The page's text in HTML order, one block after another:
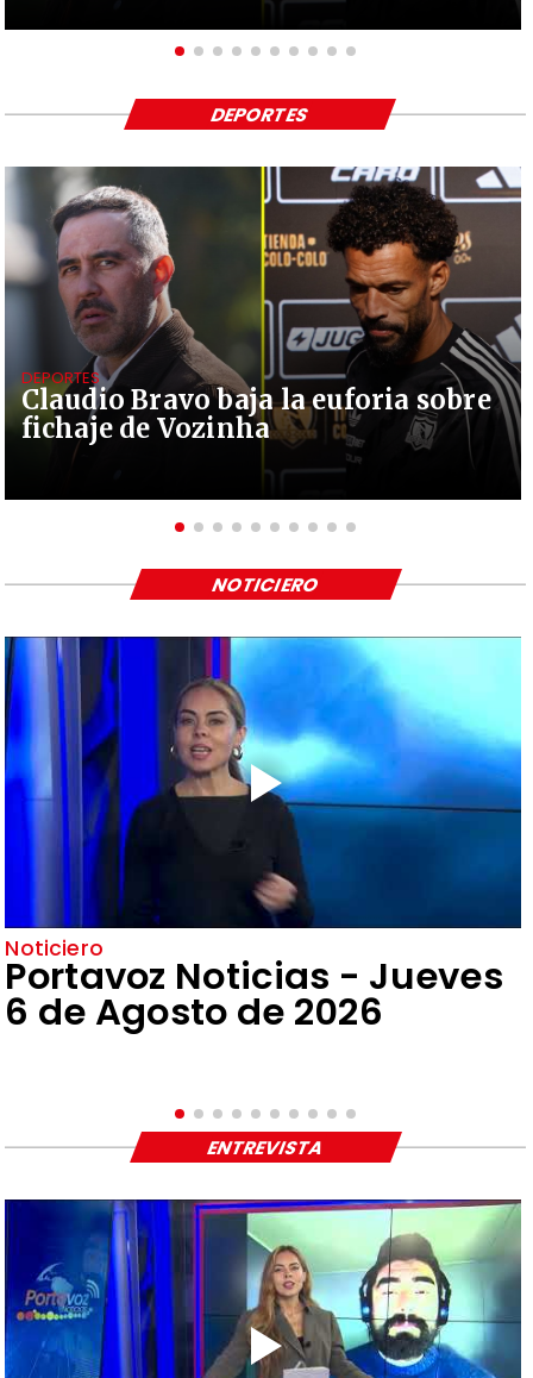
Claudio Bravo baja la euforia sobre
fichaje de Vozinha
DEPORTES
DEPORTES
Noticiero
Portavoz Noticias - Jueves
6 de Agosto de 2026
NOTICIERO
ENTREVISTA